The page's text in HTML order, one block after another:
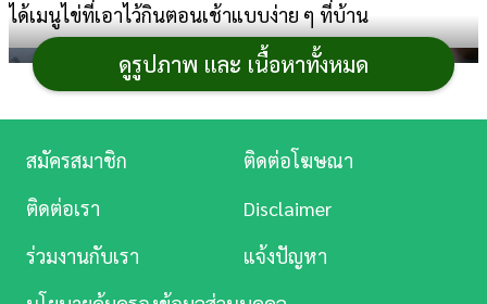
ได้เมนูไข่ที่เอาไว้กินตอนเช้าแบบง่าย ๆ ที่บ้าน
ดูรูปภาพ และ เนื้อหาทั้งหมด
บันเทิง
ดู
Music
สมัครสมาชิก
ติดต่อโฆษณา
ติดต่อเรา
Disclaimer
ร่วมงานกับเรา
แจ้งปัญหา